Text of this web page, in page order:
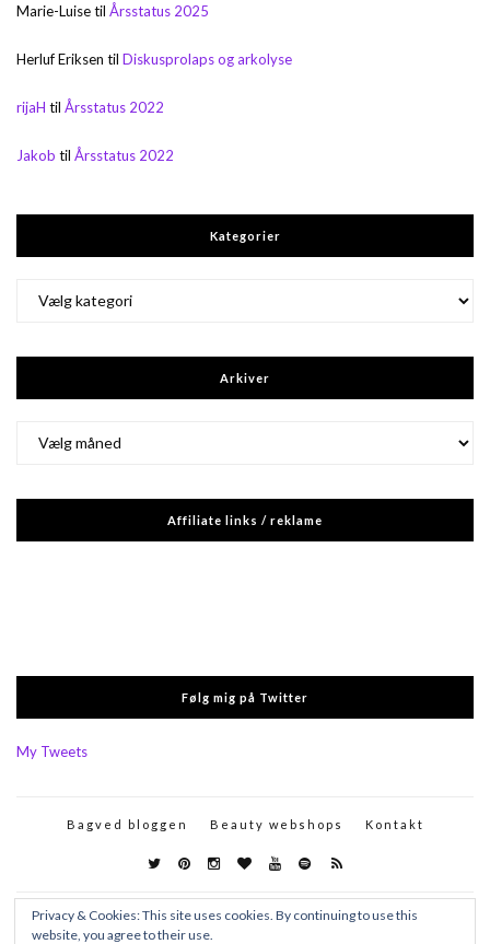
Marie-Luisetil Årsstatus 2025
Herluf Eriksen til Diskusprolaps og arkolyse
rijaH til Årsstatus 2022
Jakob til Årsstatus 2022
Kategorier
Arkiver
Affiliate links / reklame
Følg mig på Twitter
My Tweets
Bagved bloggen Beauty webshops Kontakt
Privacy & Cookies: This site uses cookies. By continuing to use this
website, you agree to their use.